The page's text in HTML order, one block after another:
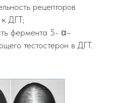
рецепторов
к ДГТ;
фермента 5- α–
тестостерон в ДГТ.